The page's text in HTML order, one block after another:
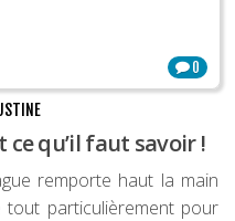
0
ce qu’il faut savoir !
remporte haut la main
particulièrement pour